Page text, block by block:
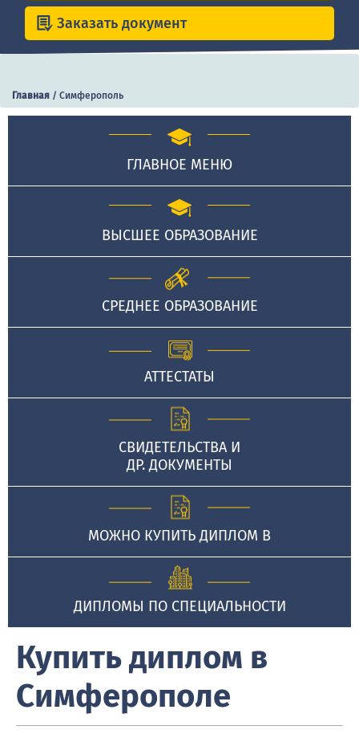
Заказать документ
Главная / Симферополь
ГЛАВНОЕ МЕНЮ
ВЫСШЕЕ ОБРАЗОВАНИЕ
СРЕДНЕЕ ОБРАЗОВАНИЕ
АТТЕСТАТЫ
СВИДЕТЕЛЬСТВА И
ДР. ДОКУМЕНТЫ
МОЖНО КУПИТЬ ДИПЛОМ В
ДИПЛОМЫ ПО СПЕЦИАЛЬНОСТИ
Купить диплом в
Симферополе